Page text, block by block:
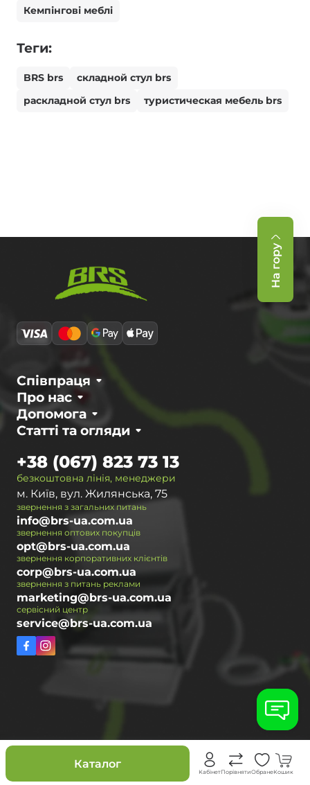
Каталог
КабінетПорівнятиОбранеКошик
Кемпінгові меблі
Теги:
BRS brs
складной стул brs
раскладной стул brs
туристическая мебель brs
На гору
Про нас
Співпраця
Статті та огляди
Допомога
безкоштовна лінія, менеджери
+38 (067) 823 73 13
м. Київ, вул. Жилянська, 75
звернення з загальних питань
info@brs-ua.com.ua
звернення оптових покупців
opt@brs-ua.com.ua
звернення корпоративних клієнтів
corp@brs-ua.com.ua
звернення з питань реклами
marketing@brs-ua.com.ua
сервісний центр
service@brs-ua.com.ua